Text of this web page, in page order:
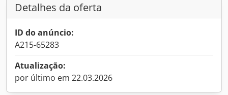
Detalhes da oferta
ID do anúncio:
A215-65283
Atualização:
por último em 22.03.2026